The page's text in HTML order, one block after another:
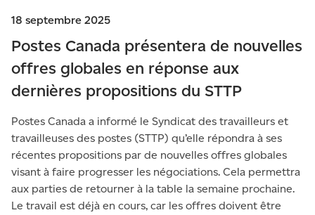
18 septembre 2025
Postes Canada présentera de nouvelles
offres globales en réponse aux
dernières propositions du STTP
Postes Canada a informé le Syndicat des travailleurs et
travailleuses des postes (STTP) qu’elle répondra à ses
récentes propositions par de nouvelles offres globales
visant à faire progresser les négociations. Cela permettra
aux parties de retourner à la table la semaine prochaine.
Le travail est déjà en cours, car les offres doivent être